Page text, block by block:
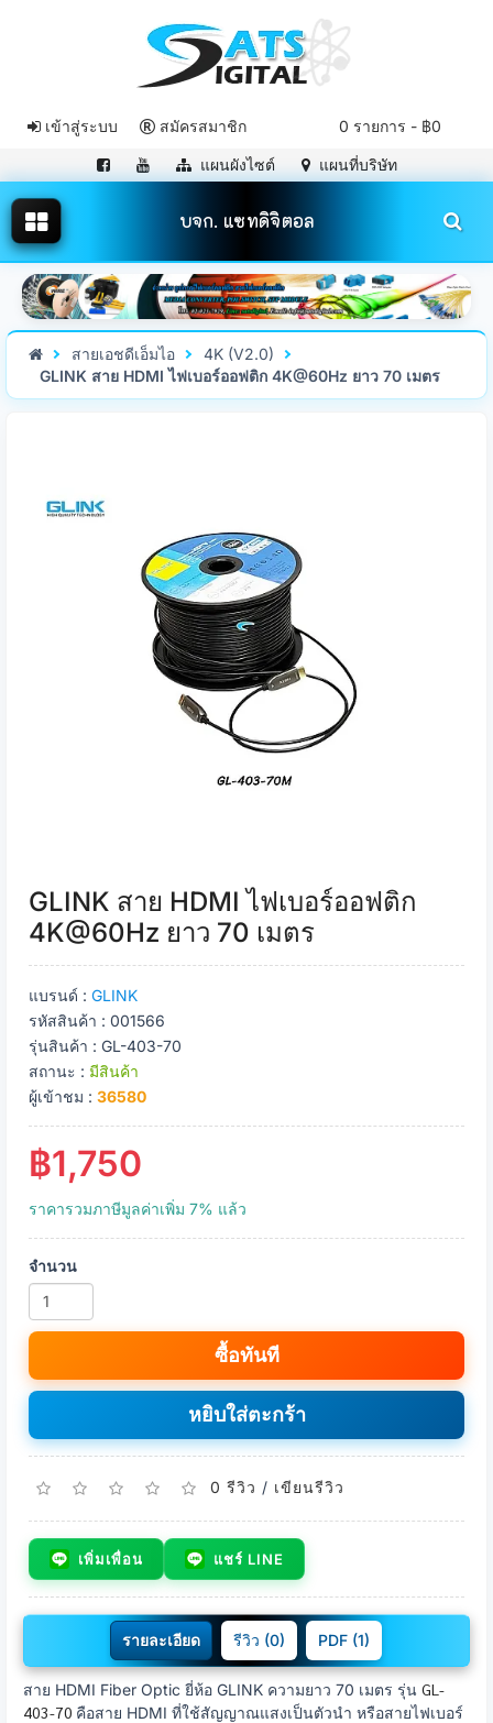
0 รายการ - ฿0
เข้าสู่ระบบ สมัครสมาชิก
แผนผังไซต์ แผนที่บริษัท
บจก. แซทดิจิตอล
สายเอชดีเอ็มไอ
4K (V2.0)
GLINK สาย HDMI ไฟเบอร์ออฟติก 4K@60Hz ยาว 70 เมตร
GLINK สาย HDMI ไฟเบอร์ออฟติก
4K@60Hz ยาว 70 เมตร
แบรนด์ : GLINK
รหัสสินค้า : 001566
รุ่นสินค้า : GL-403-70
สถานะ : มีสินค้า
ผู้เข้าชม : 36580
฿1,750
ราคารวมภาษีมูลค่าเพิ่ม 7% แล้ว
จำนวน
ซื้อทันที
หยิบใส่ตะกร้า
0 รีวิว / เขียนรีวิว
เพิ่มเพื่อน แชร์ LINE
รายละเอียด รีวิว (0) PDF (1)
สาย HDMI Fiber Optic ยี่ห้อ GLINK ความยาว 70 เมตร รุ่น GL-
403-70 คือสาย HDMI ที่ใช้สัญญาณแสงเป็นตัวนำ หรือสายไฟเบอร์